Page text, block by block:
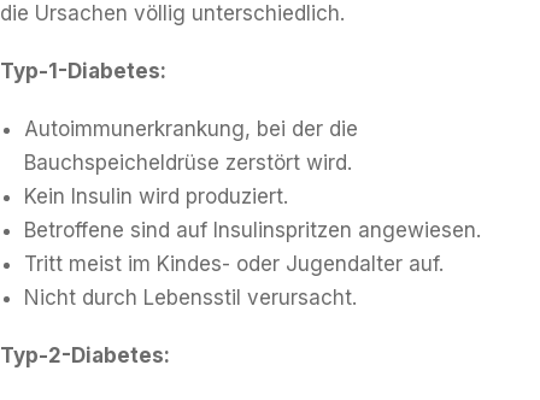
die Ursachen völlig unterschiedlich.
Typ-1-Diabetes:
Autoimmunerkrankung, bei der die
Bauchspeicheldrüse zerstört wird.
Kein Insulin wird produziert.
Betroffene sind auf Insulinspritzen angewiesen.
Tritt meist im Kindes- oder Jugendalter auf.
Nicht durch Lebensstil verursacht.
Typ-2-Diabetes: